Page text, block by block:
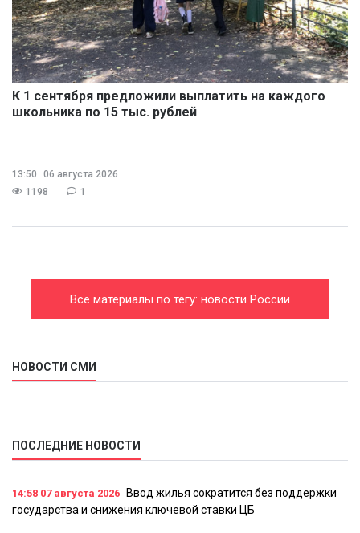
К 1 сентября предложили выплатить на каждого
школьника по 15 тыс. рублей
13:50
06 августа 2026
1198
1
Все материалы по тегу: новости России
НОВОСТИ СМИ
ПОСЛЕДНИЕ НОВОСТИ
14:58 07 августа 2026
Ввод жилья сократится без поддержки
государства и снижения ключевой ставки ЦБ